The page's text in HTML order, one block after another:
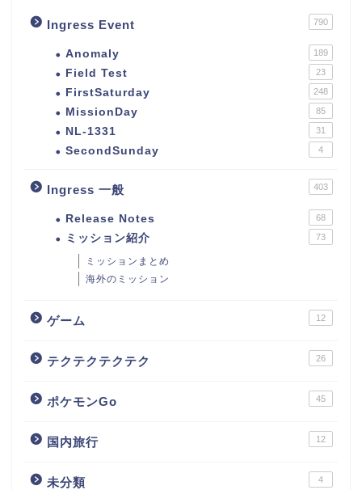
Ingress Event 790
Anomaly 189
Field Test 23
FirstSaturday 248
MissionDay 85
NL-1331 31
SecondSunday 4
Ingress 一般 403
Release Notes 68
ミッション紹介 73
ミッションまとめ
海外のミッション
ゲーム 12
テクテクテクテク 26
ポケモンGo 45
国内旅行 12
未分類 4